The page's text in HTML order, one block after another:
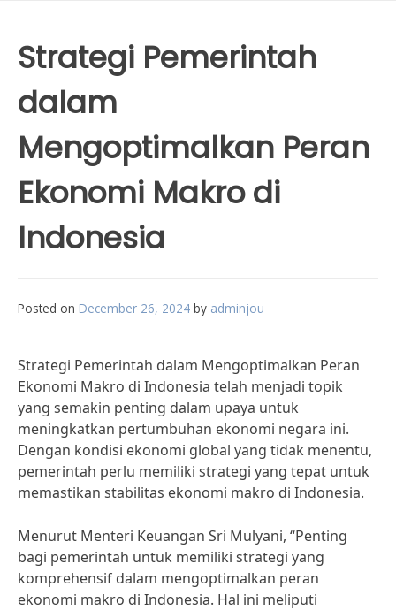
Strategi Pemerintah
dalam
Mengoptimalkan Peran
Ekonomi Makro di
Indonesia
Posted on December 26, 2024 by adminjou
Strategi Pemerintah dalam Mengoptimalkan Peran
Ekonomi Makro di Indonesia telah menjadi topik
yang semakin penting dalam upaya untuk
meningkatkan pertumbuhan ekonomi negara ini.
Dengan kondisi ekonomi global yang tidak menentu,
pemerintah perlu memiliki strategi yang tepat untuk
memastikan stabilitas ekonomi makro di Indonesia.
Menurut Menteri Keuangan Sri Mulyani, “Penting
bagi pemerintah untuk memiliki strategi yang
komprehensif dalam mengoptimalkan peran
ekonomi makro di Indonesia. Hal ini meliputi